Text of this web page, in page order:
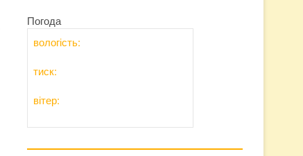
Погода
вологість:
тиск:
вітер: